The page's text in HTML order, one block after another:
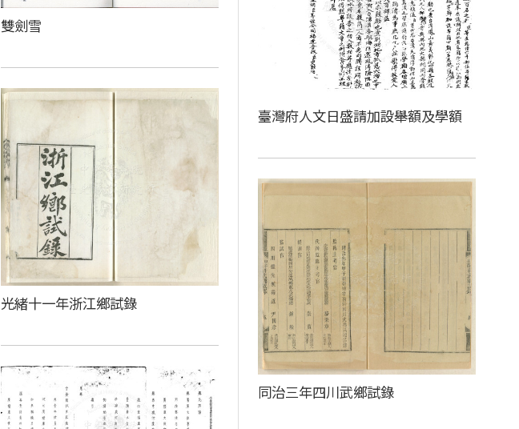
雙劍雪
臺灣府人文日盛請加設舉額及學額
光緒十一年浙江鄉試錄
同治三年四川武鄉試錄